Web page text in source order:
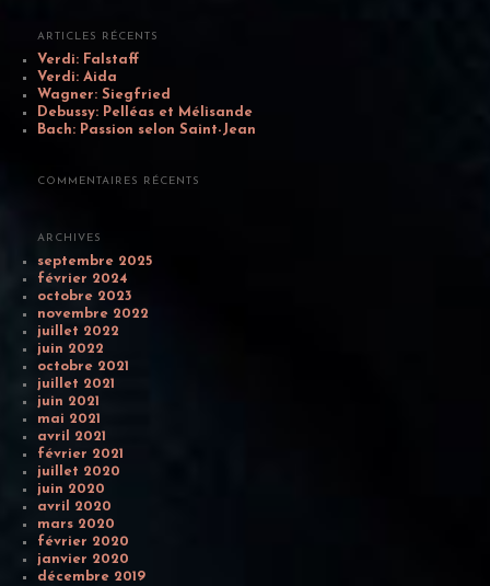
e
c
h
e
ARTICLES RÉCENTS
Verdi: Falstaff
Verdi: Aida
Wagner: Siegfried
Debussy: Pelléas et Mélisande
Bach: Passion selon Saint-Jean
COMMENTAIRES RÉCENTS
ARCHIVES
septembre 2025
février 2024
octobre 2023
novembre 2022
juillet 2022
juin 2022
octobre 2021
juillet 2021
juin 2021
mai 2021
avril 2021
février 2021
juillet 2020
juin 2020
avril 2020
mars 2020
février 2020
janvier 2020
décembre 2019